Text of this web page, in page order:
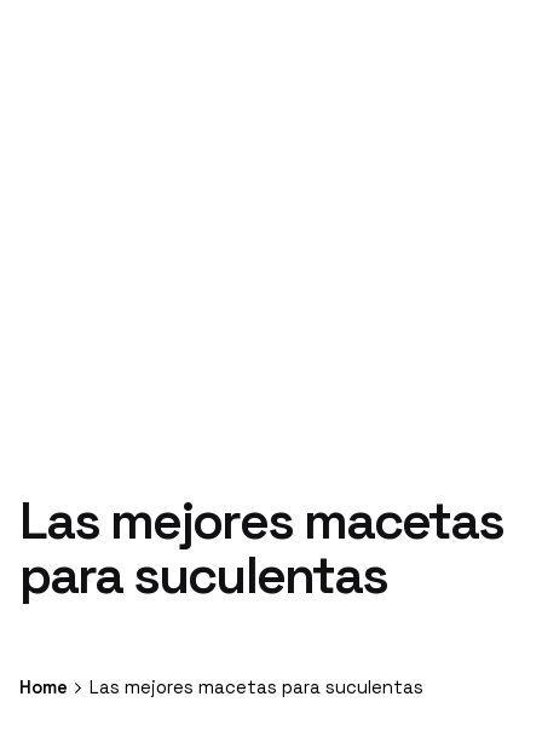
Las mejores macetas
para suculentas
Home Las mejores macetas para suculentas